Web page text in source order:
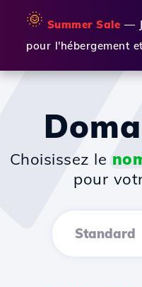
🌞 Summer Sale —
pour l'hébergement
Choisissez le
pour
Standard